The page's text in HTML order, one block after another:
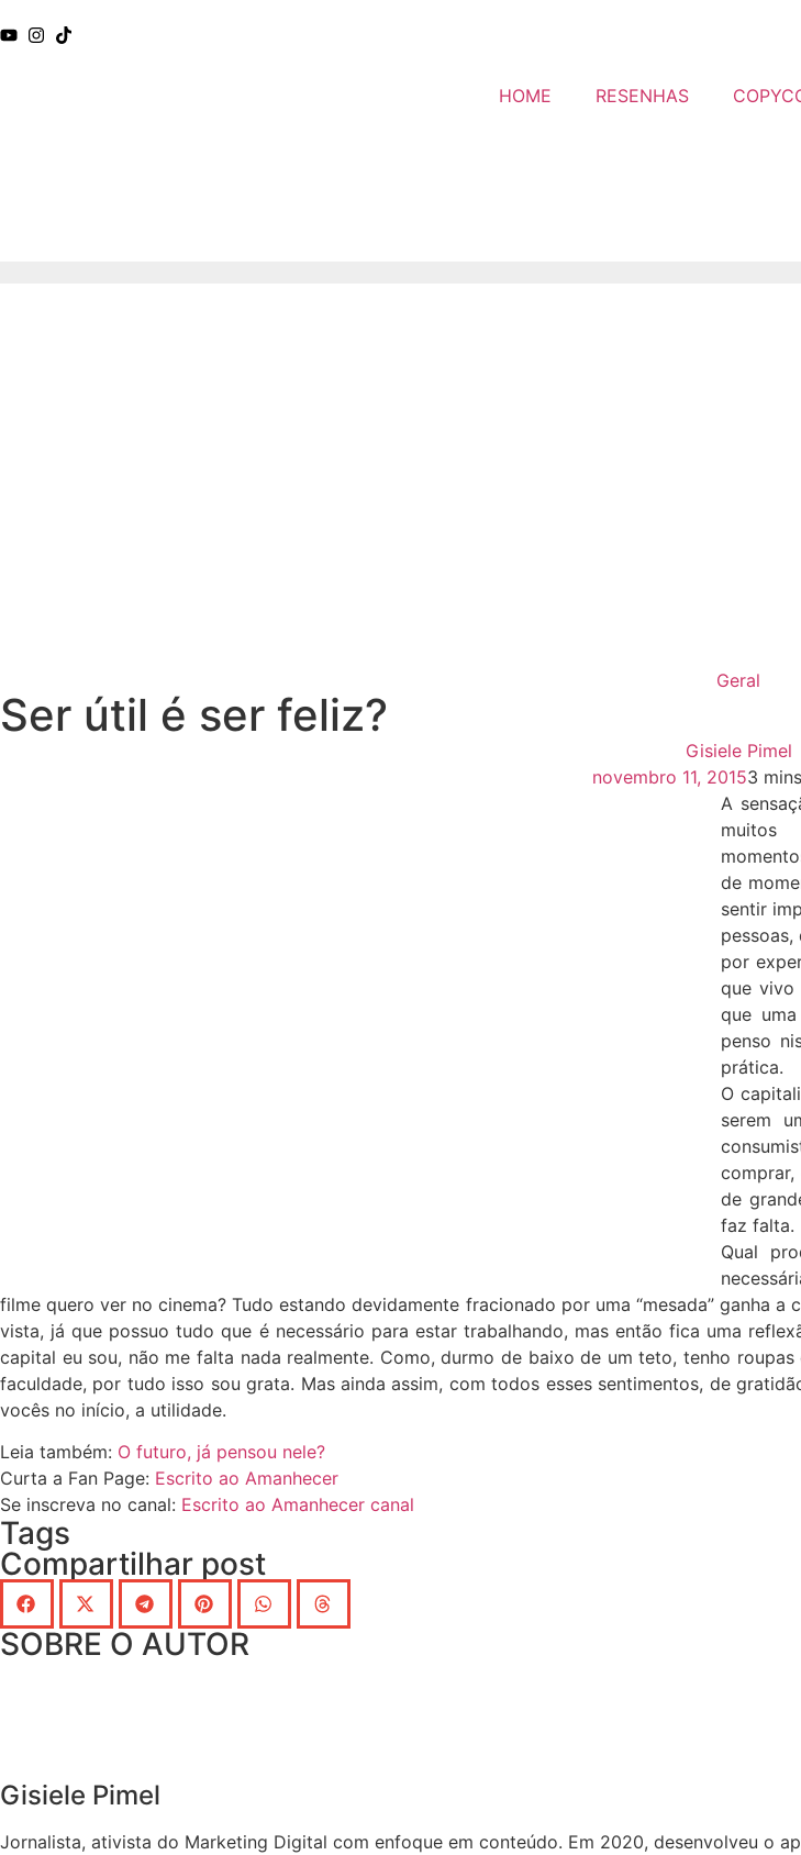
HOME RESENHAS
Geral
Ser útil é ser feliz?
Gisiele Pimel
novembro 11, 20153
A
muitos
de
sentir
por
que vivo
que
penso
prática.
O
serem
de
faz falta.
Qual
filme quero ver no cinema? Tudo estando devidamente fracionado por uma “mesada” ganha
vista, já que possuo tudo que é necessário para estar trabalhando, mas então fica uma
capital eu sou, não me falta nada realmente. Como, durmo de baixo de um teto, tenho
faculdade, por tudo isso sou grata. Mas ainda assim, com todos esses sentimentos, de
vocês no início, a utilidade.
Leia também: O futuro, já pensou nele?
Curta a Fan Page: Escrito ao Amanhecer
Se inscreva no canal: Escrito ao Amanhecer canal
Tags
Compartilhar post
SOBRE O AUTOR
Gisiele Pimel
Jornalista, ativista do Marketing Digital com enfoque em conteúdo. Em 2020, desenvolveu o